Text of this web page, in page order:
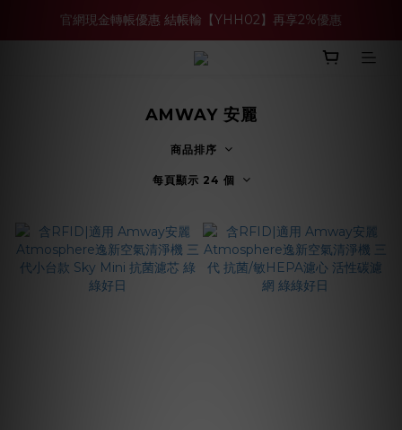
買多件家電找強老闆，比百貨公司更划算 >>
官網現金轉帳優惠 結帳輸【YHH02】再享2%優惠
買多件家電找強老闆，比百貨公司更划算 >>
AMWAY 安麗
商品排序
每頁顯示 24 個